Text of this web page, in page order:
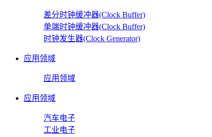
差分时钟缓冲器(Clock Buffer)
单端时钟缓冲器(Clock Buffer)
时钟发生器(Clock Generator)
应用领域
应用领域
应用领域
汽车电子
工业电子